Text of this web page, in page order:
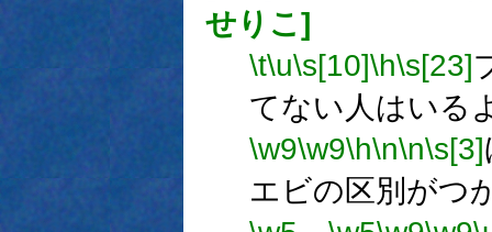
せりこ]
\t\u\s[10]\h\s[23]
てない人はいる
\w9\w9\h\n\n\s[3]
エビの区別がつ